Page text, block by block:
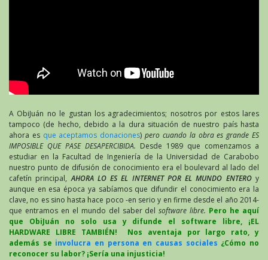
A ObiJuán no le gustan los agradecimientos; nosotros por estos lares
tampoco (de hecho, debido a la dura situación de nuestro país hasta
ahora es que aceptamos donaciones)pero cuando la obra es grande ES
IMPOSIBLE QUE PASE DESAPERCIBIDA. Desde 1989 que comenzamos a
estudiar en la Facultad de Ingeniería de la Universidad de Carabobo
nuestro punto de difusión de conocimiento era el boulevard al lado del
cafetín principal,AHORA LO ES EL INTERNET POR EL MUNDO ENTERO y
aunque en esa época ya sabíamos que difundir el conocimiento era la
clave, no es sino hasta hace poco -en serio y en firme desde el año 2014-
que entramos en el mundo del saber delsoftware libre. Pero he aquí
que ObiJuán no solo usa y difunde el software libre, ¡EL
HARDWARE LIBRE TAMBIÉN! Nos aventaja por largo rato, y
además se involucra en persona en causas sociales ¿Cómo no
reconocer su labor? ¡Sería una injusticia!